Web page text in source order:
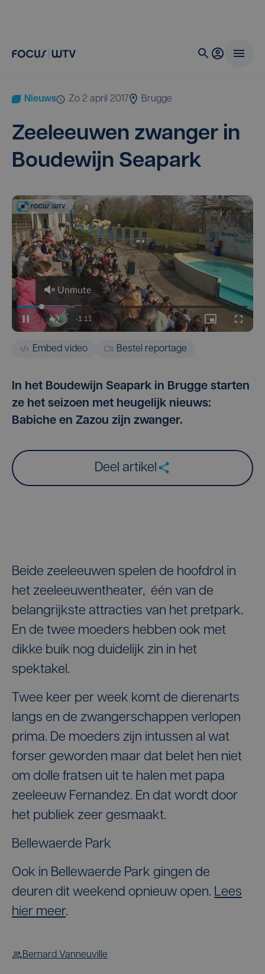
Nieuws zo 2 april 2017 Brugge
Zee­leeu­wen zwan­ger in
Bou­de­wijn Seapark
Embed video Bestel reportage
In het Boudewijn Seapark in Brugge starten
ze het seizoen met heugelijk nieuws:
Babiche en Zazou zijn zwanger.
Deel artikel
Beide zeeleeuwen spelen de hoofdrol in
het zeeleeuwentheater, één van de
belangrijkste attracties van het pretpark.
En de twee moeders hebben ook met
dikke buik nog duidelijk zin in het
spektakel.
Twee keer per week komt de dierenarts
langs en de zwangerschappen verlopen
prima. De moeders zijn intussen al wat
forser geworden maar dat belet hen niet
om dolle fratsen uit te halen met papa
zeeleeuw Fernandez. En dat wordt door
het publiek zeer gesmaakt.
Bellewaerde Park
Ook in Bellewaerde Park gingen de
deuren dit weekend opnieuw open. Lees
hier meer.
Bernard Vanneuville